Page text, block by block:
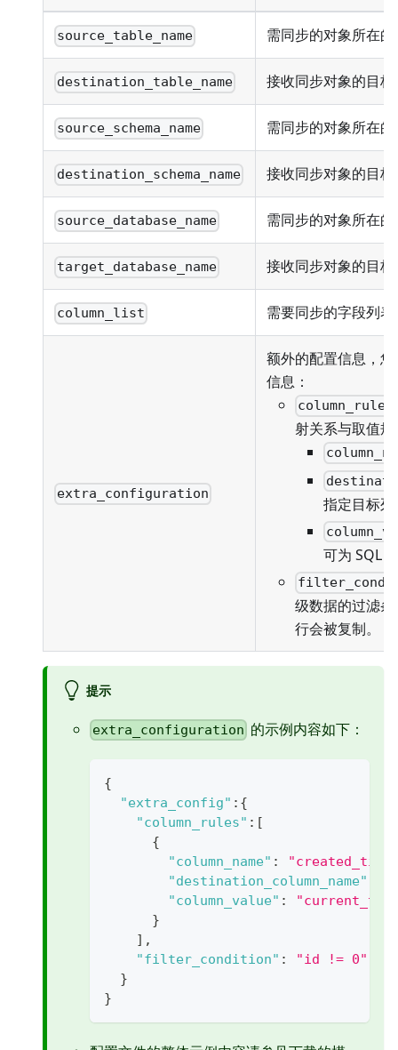
source_table_name 需同步的对象所在
destination_table_name 接收同步对象的目
source_schema_name 需同步的对象所在
destination_schema_name 接收同步对象的目
source_database_name 需同步的对象所在
target_database_name 接收同步对象的目
column_list 需要同步的字段列表
extra_configuration
额外的配置信息，
信息：
column_rules
射关系与取值
指定目标
可为 SQL
级数据的过滤
行会被复制。
提示
extra_configuration 的示例内容如下：
{
"extra_config" : {
"column_rules" : [
{
"column_name" :
"destination_column_name"
"column_value" :
}
] ,
"filter_condition" : "id != 0"
}
}